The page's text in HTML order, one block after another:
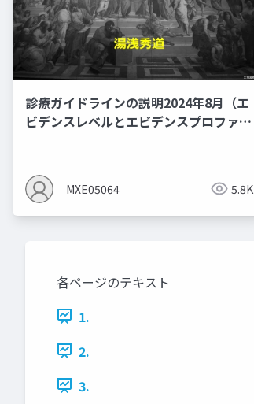
診療ガイドラインの説明2024年8月（エ
ビデンスレベルとエビデンスプロファイ
MXE05064 5.8K
各ページのテキスト
1.
2.
3.